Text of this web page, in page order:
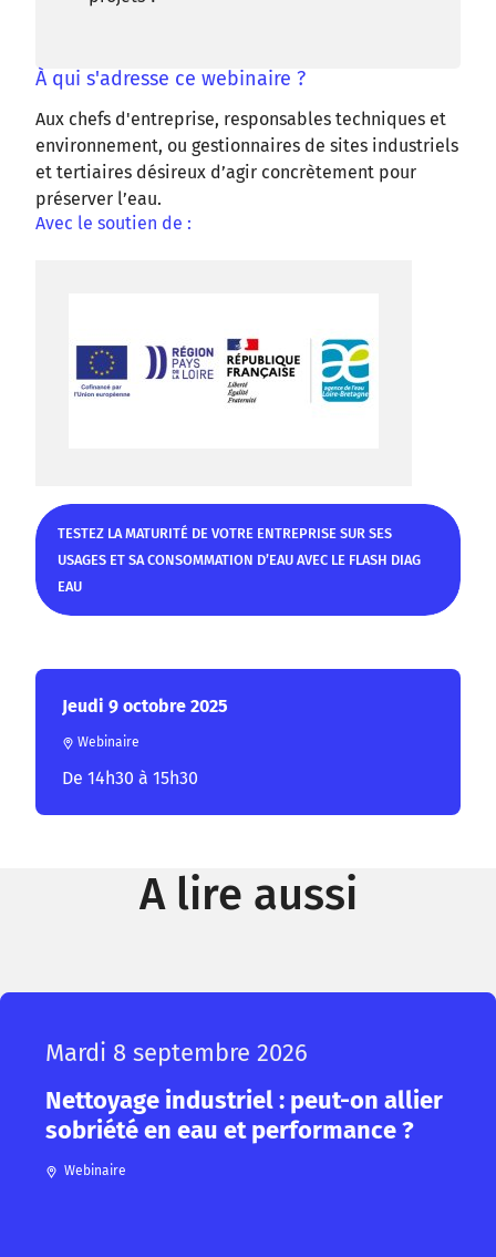
À qui s'adresse ce webinaire ?
Aux chefs d'entreprise, responsables techniques et
environnement, ou gestionnaires de sites industriels
et tertiaires désireux d’agir concrètement pour
préserver l’eau.
Avec le soutien de :
TESTEZ LA MATURITÉ DE VOTRE ENTREPRISE SUR SES
USAGES ET SA CONSOMMATION D’EAU AVEC LE FLASH DIAG
EAU
Jeudi 9 octobre 2025
Webinaire
De 14h30 à 15h30
A lire aussi
Mardi 8 septembre 2026
Nettoyage industriel : peut-on allier
sobriété en eau et performance ?
Webinaire